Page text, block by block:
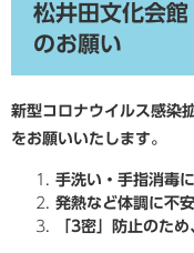
松井田文化会
のお願い
新型コロナウイルス感染
をお願いいたします。
手洗い・手指消毒
発熱など体調に不
「3密」防止のた